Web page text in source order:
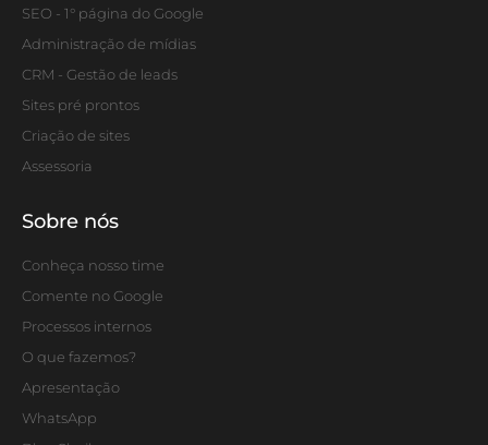
SEO - 1° página do Google
Administração de mídias
CRM - Gestão de leads
Sites pré prontos
Criação de sites
Assessoria
Sobre nós
Conheça nosso time
Comente no Google
Processos internos
O que fazemos?
Apresentação
WhatsApp